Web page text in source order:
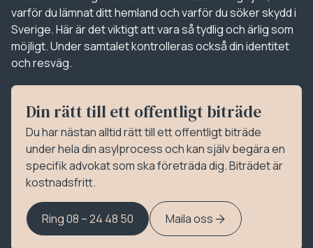
varför du lämnat ditt hemland och varför du söker skydd i
Sverige. Här är det viktigt att vara så tydlig och ärlig som
möjligt. Under samtalet kontrolleras också din identitet
och resväg.
Din rätt till ett offentligt biträde
Du har nästan alltid rätt till ett offentligt biträde
under hela din asylprocess och kan själv begära en
specifik advokat som ska företräda dig. Biträdet är
kostnadsfritt.
Ring 08 – 24 48 50 Maila oss